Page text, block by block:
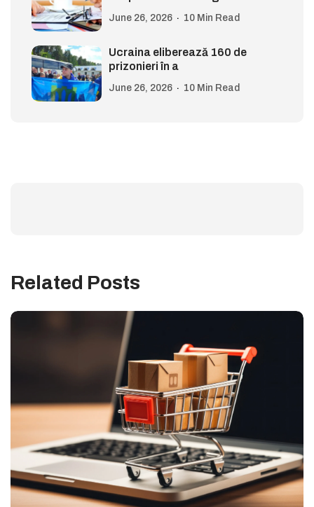
June 26, 2026 10 Min Read
Ucraina eliberează 160 de
prizonieri în a
June 26, 2026 10 Min Read
Related Posts